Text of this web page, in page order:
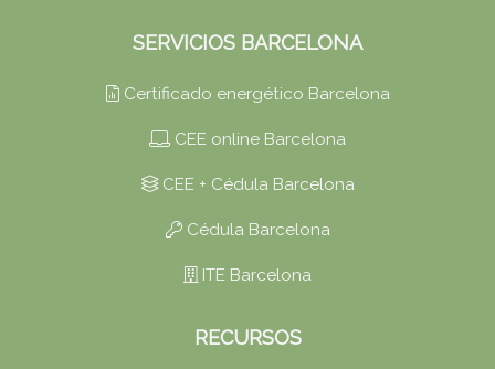
SERVICIOS BARCELONA
Certificado energético Barcelona
CEE online Barcelona
CEE + Cédula Barcelona
Cédula Barcelona
ITE Barcelona
RECURSOS